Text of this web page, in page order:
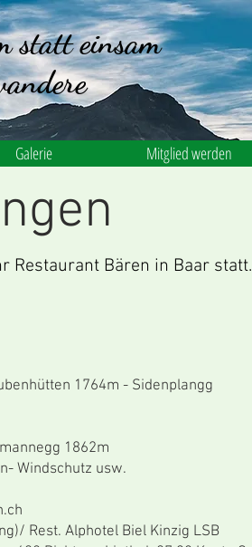
Galerie Mitglied werden
statt einsam
Restaurant Bären in Baar statt.
1764m - Sidenplangg
1862m
Windschutz usw.
Rest. Alphotel Biel Kinzig LSB